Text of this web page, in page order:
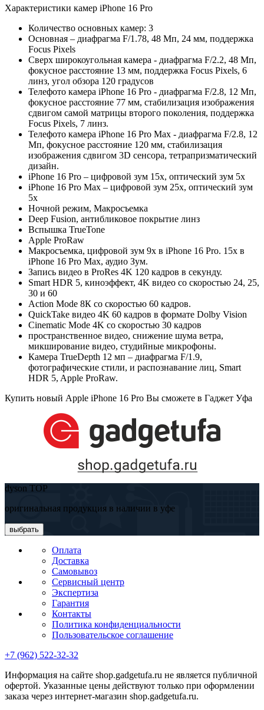
Характеристики камер iPhone 16 Pro
Количество основных камер: 3
Основная – диафрагма F/1.78, 48 Мп, 24 мм, поддержка
Focus Pixels
Сверх широкоугольная камера - диафрагма F/2.2, 48 Мп,
фокусное расстояние 13 мм, поддержка Focus Pixels, 6
линз, угол обзора 120 градусов
Телефото камера iPhone 16 Pro - диафрагма F/2.8, 12 Мп,
фокусное расстояние 77 мм, стабилизация изображения
сдвигом самой матрицы второго поколения, поддержка
Focus Pixels, 7 линз.
Телефото камера iPhone 16 Pro Max - диафрагма F/2.8, 12
Мп, фокусное расстояние 120 мм, стабилизация
изображения сдвигом 3D сенсора, тетрапризматический
дизайн.
iPhone 16 Pro – цифровой зум 15х, оптический зум 5х
iPhone 16 Pro Max – цифровой зум 25х, оптический зум
5х
Ночной режим, Макросъемка
Deep Fusion, антибликовое покрытие линз
Вспышка TrueTone
Apple ProRaw
Макросъемка, цифровой зум 9х в iPhone 16 Pro. 15х в
iPhone 16 Pro Max, аудио Зум.
Запись видео в ProRes 4K 120 кадров в секунду.
Smart HDR 5, киноэффект, 4K видео со скоростью 24, 25,
30 и 60
Action Mode 8К со скоростью 60 кадров.
QuickTake видео 4K 60 кадров в формате Dolby Vision
Cinematic Mode 4K со скоростью 30 кадров
пространственное видео, снижение шума ветра,
микширование видео, студийные микрофоны.
Камера TrueDepth 12 мп – диафрагма F/1.9,
фотографические стили, и распознавание лиц, Smart
HDR 5, Apple ProRaw.
Купить новый Apple iPhone 16 Pro Вы сможете в Гаджет Уфа
dyson TOP
оригинальная продукция в наличии в уфе
выбрать
Оплата
Доставка
Самовывоз
Сервисный центр
Экспертиза
Гарантия
Контакты
Политика конфиденциальности
Пользовательское соглашение
+7 (962) 522-32-32
Информация на сайте shop.gadgetufa.ru не является публичной
офертой. Указанные цены действуют только при оформлении
заказа через интернет-магазин shop.gadgetufa.ru.